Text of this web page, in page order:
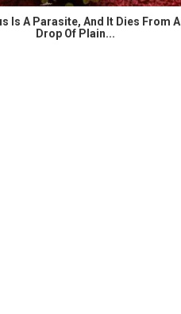
Is A Parasite, And It Dies From A
Drop Of Plain...